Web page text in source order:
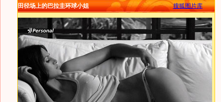
田径场上的巴拉圭环球小姐 搜狐图片库